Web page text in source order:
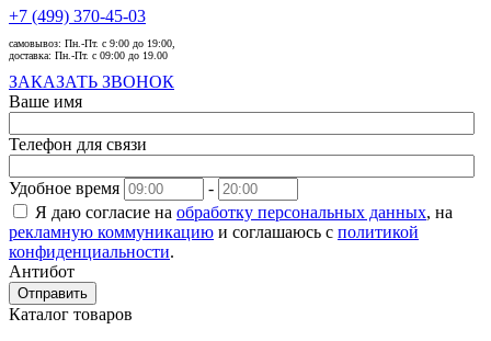
+7 (499) 370-45-03
самовывоз: Пн.-Пт. с 9:00 до 19:00,
доставка: Пн.-Пт. с 09:00 до 19.00
ЗАКАЗАТЬ ЗВОНОК
Ваше имя
Телефон для связи
Удобное время
-
Я даю согласие на обработку персональных данных, на
рекламную коммуникацию и соглашаюсь с политикой
конфиденциальности.
Антибот
Отправить
Каталог товаров